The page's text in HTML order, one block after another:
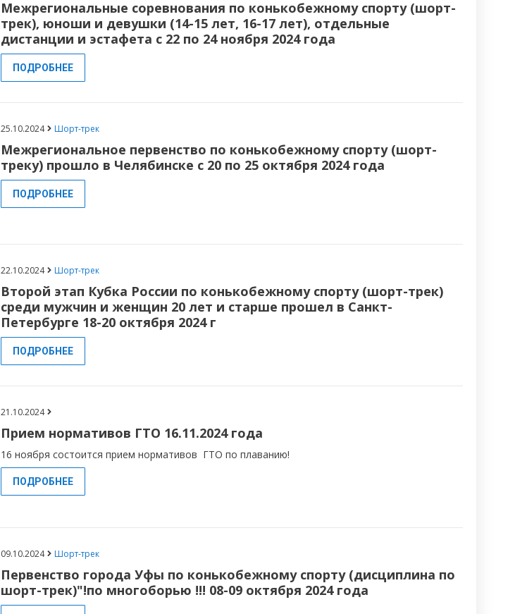
Межрегиональные соревнования по конькобежному спорту (шорт-
трек), юноши и девушки (14-15 лет, 16-17 лет), отдельные
дистанции и эстафета с 22 по 24 ноября 2024 года
ПОДРОБНЕЕ
25.10.2024 Шорт-трек
Межрегиональное первенство по конькобежному спорту (шорт-
треку) прошло в Челябинске с 20 по 25 октября 2024 года
ПОДРОБНЕЕ
22.10.2024 Шорт-трек
Второй этап Кубка России по конькобежному спорту (шорт-трек)
среди мужчин и женщин 20 лет и старше прошел в Санкт-
Петербурге 18-20 октября 2024 г
ПОДРОБНЕЕ
21.10.2024
Прием нормативов ГТО 16.11.2024 года
16 ноября состоится прием нормативов ГТО по плаванию!
ПОДРОБНЕЕ
09.10.2024 Шорт-трек
Первенство города Уфы по конькобежному спорту (дисциплина по
шорт-трек)"!по многоборью !!! 08-09 октября 2024 года